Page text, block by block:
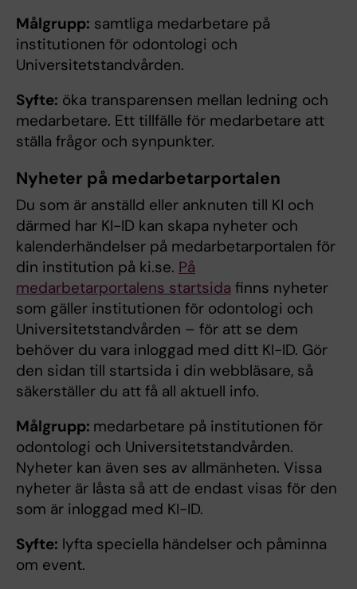
Målgrupp: samtliga medarbetare på
institutionen för odontologi och
Universitetstandvården.
Syfte: öka transparensen mellan ledning och
medarbetare. Ett tillfälle för medarbetare att
ställa frågor och synpunkter.
Nyheter på medarbetarportalen
Du som är anställd eller anknuten till KI och
därmed har KI-ID kan skapa nyheter och
kalenderhändelser på medarbetarportalen för
din institution på ki.se. På
medarbetarportalens startsida finns nyheter
som gäller institutionen för odontologi och
Universitetstandvården – för att se dem
behöver du vara inloggad med ditt KI-ID. Gör
den sidan till startsida i din webbläsare, så
säkerställer du att få all aktuell info.
Målgrupp: medarbetare på institutionen för
odontologi och Universitetstandvården.
Nyheter kan även ses av allmänheten. Vissa
nyheter är låsta så att de endast visas för den
som är inloggad med KI-ID.
Syfte: lyfta speciella händelser och påminna
om event.